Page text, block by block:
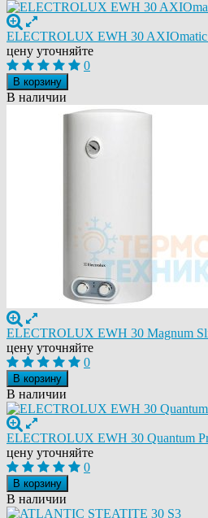
ELECTROLUX EWH 30
цену уточняйте
0
В корзину
В наличии
ELECTROLUX EWH 30 Magnum
цену уточняйте
0
В корзину
В наличии
ELECTROLUX EWH 30 Quantum
цену уточняйте
0
В корзину
В наличии